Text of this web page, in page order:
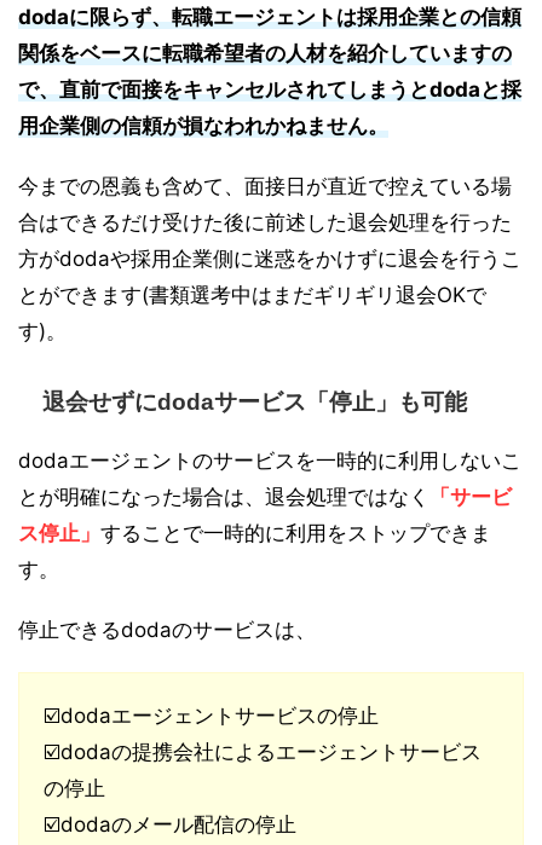
dodaに限らず、転職エージェントは採用企業との信頼
関係をベースに転職希望者の人材を紹介していますの
で、直前で面接をキャンセルされてしまうとdodaと採
用企業側の信頼が損なわれかねません。
今までの恩義も含めて、面接日が直近で控えている場
合はできるだけ受けた後に前述した退会処理を行った
方がdodaや採用企業側に迷惑をかけずに退会を行うこ
とができます(書類選考中はまだギリギリ退会OKで
す)。
退会せずにdodaサービス「停止」も可能
dodaエージェントのサービスを一時的に利用しないこ
とが明確になった場合は、退会処理ではなく
「サービ
ス停止」 することで一時的に利用をストップできま
す。
停止できるdodaのサービスは、
☑️dodaエージェントサービスの停止
☑️dodaの提携会社によるエージェントサービス
の停止
☑️dodaのメール配信の停止